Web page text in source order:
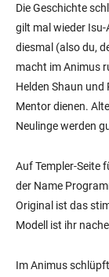
Die Geschichte
gilt mal wieder
diesmal (also du,
macht im Animus
Helden Shaun und
Mentor dienen.
Neulinge werden
Auf Templer-Seite
der Name
Original ist das
Modell ist ihr
Im Animus